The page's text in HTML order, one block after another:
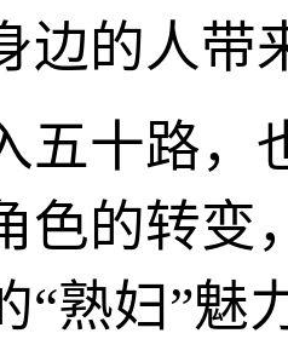
边的人带
五十路，
色的转变
“熟妇”魅